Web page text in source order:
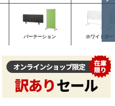
パーテーション ホワイトボー